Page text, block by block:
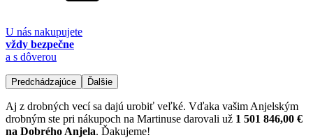
U nás nakupujete
vždy bezpečne
a s dôverou
Predchádzajúce Ďalšie
Aj z drobných vecí sa dajú urobiť veľké. Vďaka vašim Anjelským
drobným ste pri nákupoch na Martinuse darovali už 1 501 846,00 €
na Dobrého Anjela. Ďakujeme!